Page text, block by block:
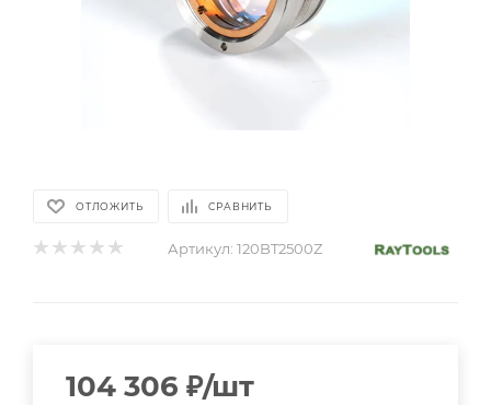
ОТЛОЖИТЬ СРАВНИТЬ
Артикул: 120BT2500Z
104 306 ₽/шт